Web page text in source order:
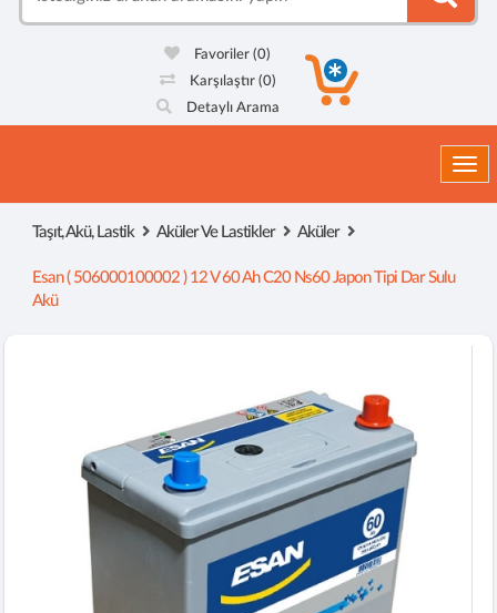
Favoriler(0)
Karşılaştır (0)
Detaylı Arama
Taşıt, Akü, Lastik Aküler Ve Lastikler Aküler
Esan ( 506000100002 ) 12 V 60 Ah C20 Ns60 Japon Tipi Dar Sulu
Akü